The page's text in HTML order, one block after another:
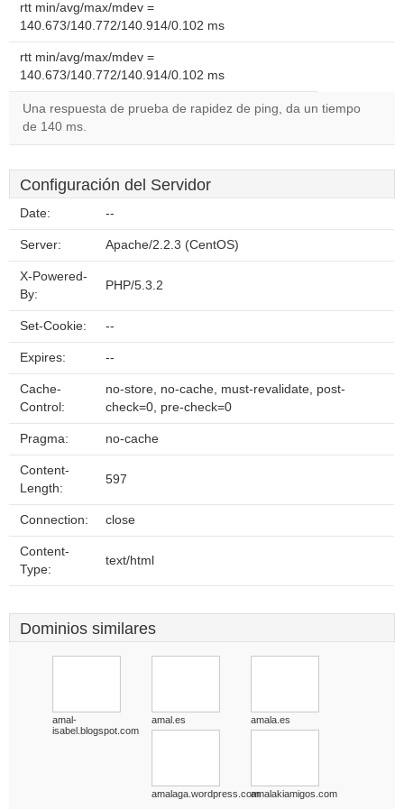
rtt min/avg/max/mdev =
140.673/140.772/140.914/0.102 ms
rtt min/avg/max/mdev =
140.673/140.772/140.914/0.102 ms
Una respuesta de prueba de rapidez de ping, da un tiempo
de 140 ms.
Configuración del Servidor
Date: --
Server: Apache/2.2.3 (CentOS)
X-Powered-
By:
PHP/5.3.2
Set-Cookie: --
Expires: --
Cache-
Control:
no-store, no-cache, must-revalidate, post-
check=0, pre-check=0
Pragma: no-cache
Content-
Length:
597
Connection: close
Content-
Type:
text/html
Dominios similares
amal-
isabel.blogspot.com
amal.es amala.es
amalaga.wordpress.comamalakiamigos.com